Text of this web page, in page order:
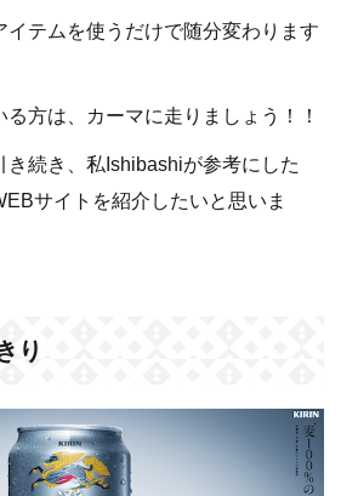
イテムを使うだけで随分変わります
方は、カーマに走りましょう！！
き続き、私Ishibashiが参考にした
サイトを紹介したいと思いま
り